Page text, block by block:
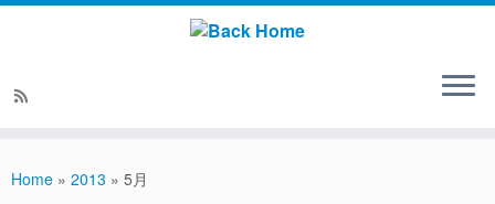
Home » 2013 » 5月